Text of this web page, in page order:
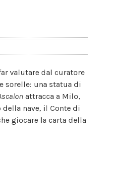
valutare dal curatore
sorelle: una statua di
attracca a Milo,
nave, il Conte di
giocare la carta della